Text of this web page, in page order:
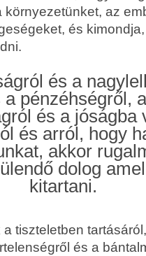
az
és
és a
pénzéhségről,
és a jóságba
és arról, hogy
akkor
dolog
kitartani.
tiszteletben
és a